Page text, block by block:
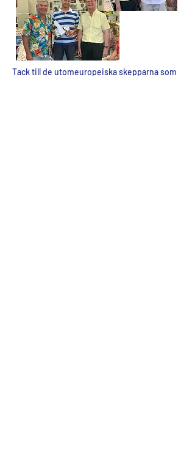
Tack till de utomeuropeiska skepparna som